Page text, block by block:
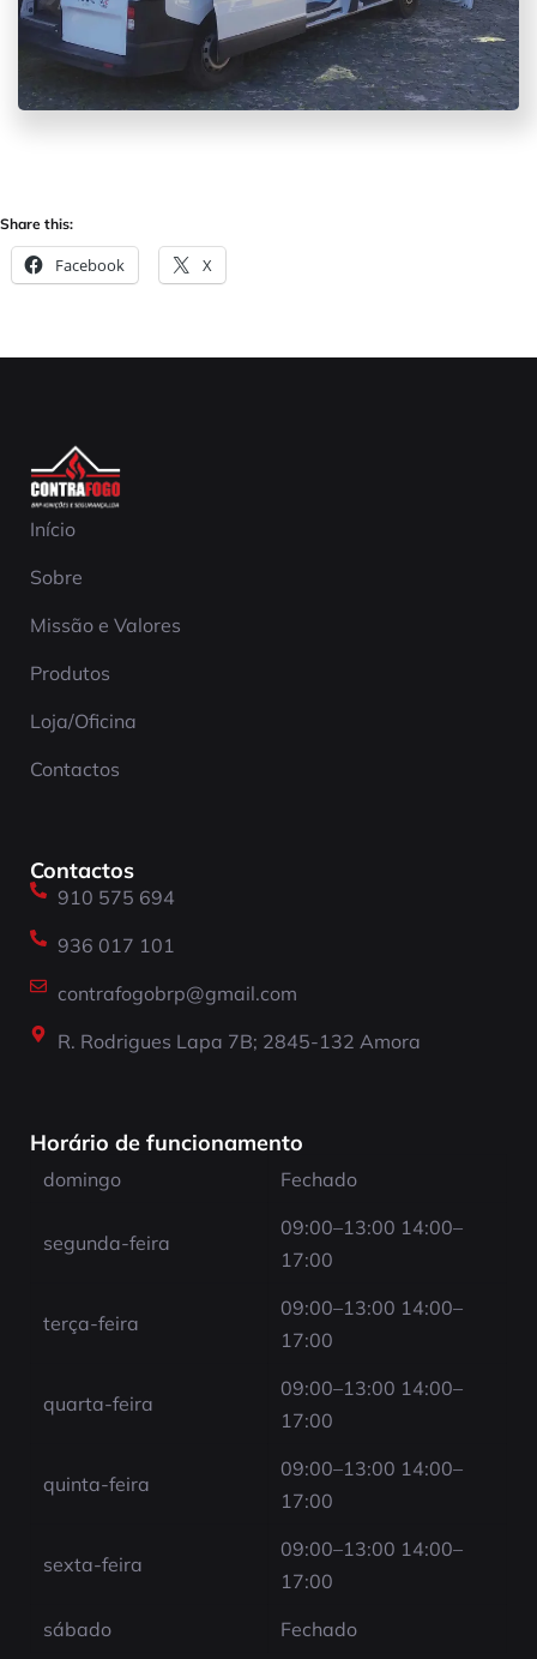
Share this:
Facebook X
Início
Sobre
Missão e Valores
Produtos
Loja/Oficina
Contactos
Contactos
910 575 694
936 017 101
contrafogobrp@gmail.com
R. Rodrigues Lapa 7B; 2845-132 Amora
Horário de funcionamento
domingo Fechado
segunda-feira
09:00–13:00 14:00–
17:00
terça-feira
09:00–13:00 14:00–
17:00
quarta-feira
09:00–13:00 14:00–
17:00
quinta-feira
09:00–13:00 14:00–
17:00
sexta-feira
09:00–13:00 14:00–
17:00
sábado
Fechado